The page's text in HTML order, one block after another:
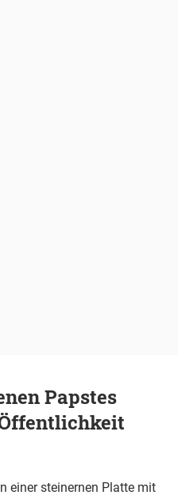
Papstes
einer steinernen Platte mit